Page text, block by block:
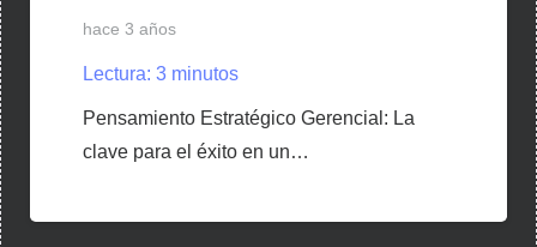
hace 3 años
Lectura: 3 minutos
Pensamiento Estratégico Gerencial: La
clave para el éxito en un…